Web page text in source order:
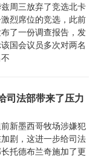
周三放弃了竞选北卡
烈席位的竞选，此前
了一份调查报告，发
国会议员多次对两名
司法部带来了压力
新墨西哥牧场涉嫌犯
剧，这进一步给司法
托德布兰奇施加了更